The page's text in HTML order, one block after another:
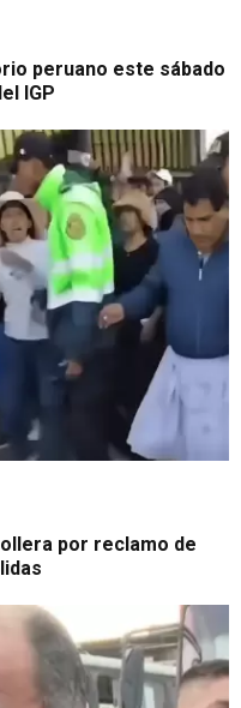
peruano este sábado
IGP
por reclamo de